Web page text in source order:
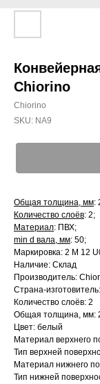
Chiorino
Chiorino
SKU: NA9
Общая толщина, мм:
Количество слоёв: 2;
Материал: ПВХ;
min d вала, мм: 50;
Маркировка: 2 M 12
Наличие: Склад
Производитель:
Страна-
Количество слоёв: 2
Общая толщина, мм:
Цвет: белый
Материал верхнего
Тип верхней
Материал нижнего
Тип нижней